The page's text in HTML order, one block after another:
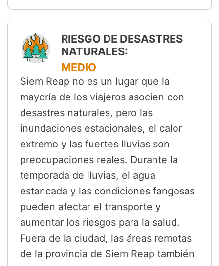
RIESGO DE DESASTRES
NATURALES:
MEDIO
Siem Reap no es un lugar que la
mayoría de los viajeros asocien con
desastres naturales, pero las
inundaciones estacionales, el calor
extremo y las fuertes lluvias son
preocupaciones reales. Durante la
temporada de lluvias, el agua
estancada y las condiciones fangosas
pueden afectar el transporte y
aumentar los riesgos para la salud.
Fuera de la ciudad, las áreas remotas
de la provincia de Siem Reap también